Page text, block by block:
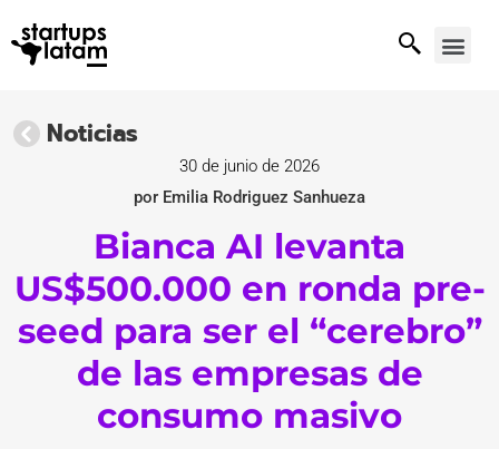
Noticias
30 de junio de 2026
por Emilia Rodriguez Sanhueza
Bianca AI levanta
US$500.000 en ronda pre-
seed para ser el “cerebro”
de las empresas de
consumo masivo